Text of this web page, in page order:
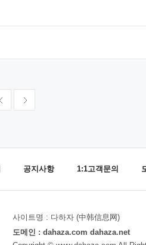
공지사항 1:1고객문의
사이트명 : 다하자 (中韩信息网)
도메인 : dahaza.com dahaza.net